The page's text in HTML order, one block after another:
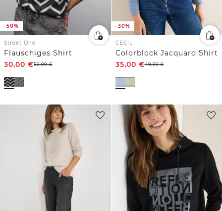
-50%
Street One
Flauschiges Shirt
30,00 €59,99€
-30%
CECIL
Colorblock Jacquard Shirt
35,00 €49,99€